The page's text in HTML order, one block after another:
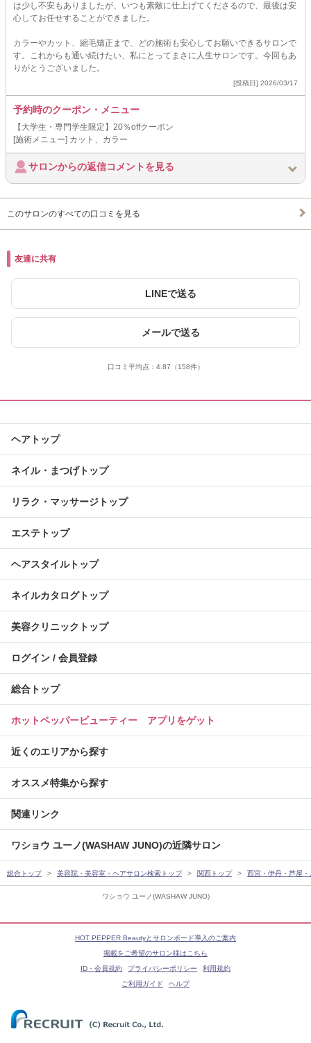
ワショウ ユーノ(WASHAW JUNO)
は少し不安もありましたが、いつも素敵に仕上げてくださるので、最後は安
心してお任せすることができました。
カラーやカット、縮毛矯正まで、どの施術も安心してお願いできるサロンで
す。これからも通い続けたい、私にとってまさに人生サロンです。今回もあ
りがとうございました。
[投稿日] 2026/03/17
予約時のクーポン・メニュー
【大学生・専門学生限定】20％offクーポン
[施術メニュー] カット、カラー
サロンからの返信コメントを見る
このサロンのすべての口コミを見る
友達に共有
LINEで送る
メールで送る
口コミ平均点： 4.87 （158件）
ヘアトップ
ネイル・まつげトップ
リラク・マッサージトップ
エステトップ
ヘアスタイルトップ
ネイルカタログトップ
美容クリニックトップ
ログイン / 会員登録
総合トップ
ホットペッパービューティー アプリをゲット
近くのエリアから探す
オススメ特集から探す
関連リンク
ワショウ ユーノ(WASHAW JUNO)の近隣サロン
総合トップ 美容院・美容室・ヘアサロン検索トップ 関西トップ 西宮・伊丹・芦屋
HOT PEPPER Beautyとサロンボード導入のご案内
掲載をご希望のサロン様はこちら
ID・会員規約
プライバシーポリシー
利用規約
ご利用ガイド
ヘルプ